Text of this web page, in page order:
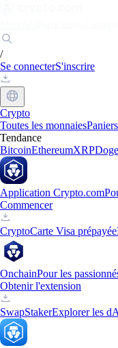
/
Se connecterS'inscrire
Crypto
Toutes les monnaiesPaniers
Tendance
BitcoinEthereumXRP
Application Crypto.com
Commencer
CryptoCarte Visa prépayée
OnchainPour les
Obtenir l'extension
SwapStakerExplorer les